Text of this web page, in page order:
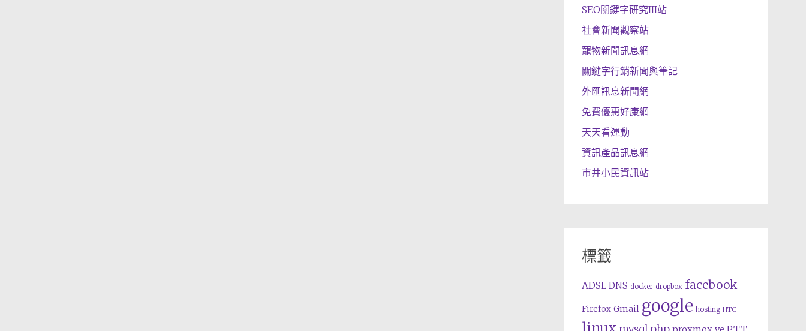
SEO關鍵字研究III站
社會新聞觀察站
寵物新聞訊息網
關鍵字行銷新聞與筆記
外匯訊息新聞網
免費優惠好康網
天天看運動
資訊產品訊息網
市井小民資訊站
標籤
ADSL DNS docker dropbox facebook
Firefox Gmail google hosting HTC